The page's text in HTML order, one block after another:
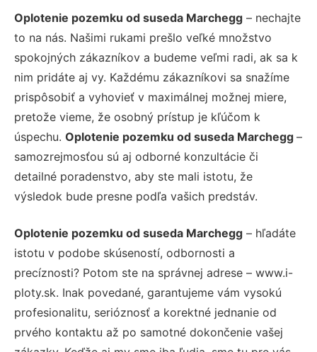
Oplotenie pozemku od suseda Marchegg – nechajte
to na nás. Našimi rukami prešlo veľké množstvo
spokojných zákazníkov a budeme veľmi radi, ak sa k
nim pridáte aj vy. Každému zákazníkovi sa snažíme
prispôsobiť a vyhovieť v maximálnej možnej miere,
pretože vieme, že osobný prístup je kľúčom k
úspechu. Oplotenie pozemku od suseda Marchegg –
samozrejmosťou sú aj odborné konzultácie či
detailné poradenstvo, aby ste mali istotu, že
výsledok bude presne podľa vašich predstáv.
Oplotenie pozemku od suseda Marchegg – hľadáte
istotu v podobe skúseností, odbornosti a
precíznosti? Potom ste na správnej adrese – www.i-
ploty.sk. Inak povedané, garantujeme vám vysokú
profesionalitu, serióznosť a korektné jednanie od
prvého kontaktu až po samotné dokončenie vašej